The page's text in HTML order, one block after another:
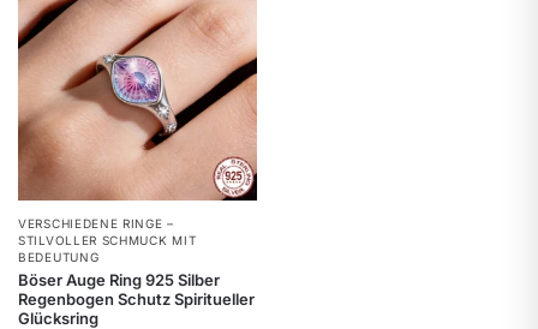
VERSCHIEDENE RINGE –
STILVOLLER SCHMUCK MIT
BEDEUTUNG
Böser Auge Ring 925 Silber
Regenbogen Schutz Spiritueller
Glücksring